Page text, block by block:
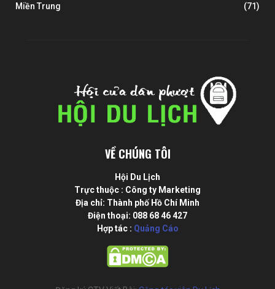
Miền Trung
(71)
VỀ CHÚNG TÔI
Hội Du Lịch
Trực thuộc : Công ty Marketing
Địa chỉ: Thành phố Hồ Chí Minh
Điện thoại: 088 68 46 427
Hợp tác : Quảng Cáo